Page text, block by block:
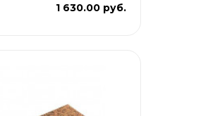
1 630.00 руб.